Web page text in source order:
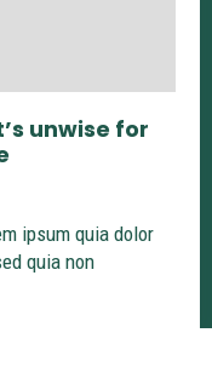
unwise for
ipsum quia dolor
quia non